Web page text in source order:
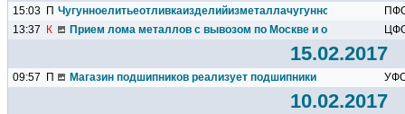
15:03 П
13:37
К Прием лома металлов с вывозом по Москве и области!
15.02.2017
09:57 П Магазин подшипников реализует подшипники
10.02.2017